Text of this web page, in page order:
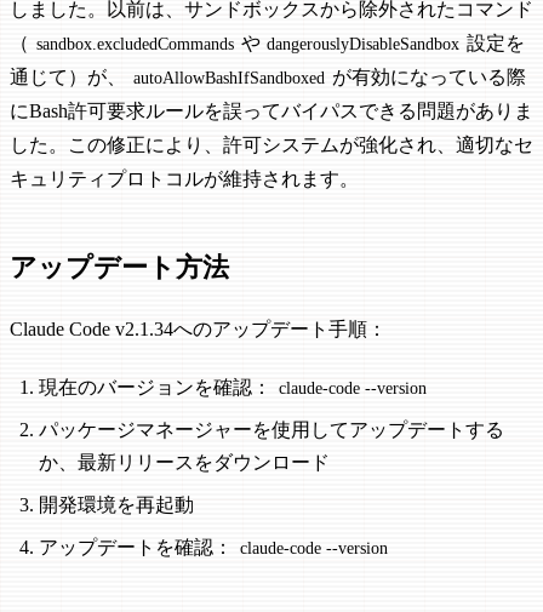
しました。以前は、サンドボックスから除外されたコマンド
（ sandbox.excludedCommands や dangerouslyDisableSandbox 設定を
通じて）が、
autoAllowBashIfSandboxed が有効になっている際
にBash許可要求ルールを誤ってバイパスできる問題がありま
した。この修正により、許可システムが強化され、適切なセ
キュリティプロトコルが維持されます。
アップデート方法
Claude Code v2.1.34へのアップデート手順：
現在のバージョンを確認： claude-code --version
パッケージマネージャーを使用してアップデートする
か、最新リリースをダウンロード
開発環境を再起動
アップデートを確認： claude-code --version